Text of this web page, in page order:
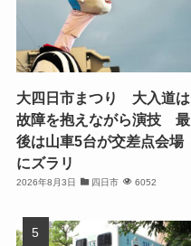
大四日市まつり 大入道は
故障を抱えながら演技 最
後は山車5台が交差点会場
にズラリ
2026年8月3日 四日市 6052